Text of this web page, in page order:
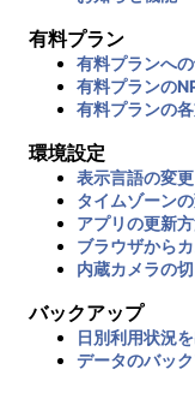
有料プラン
有料プランへ
有料プランの
有料プランの
環境設定
表示言語の変更
タイムゾーン
アプリの更新
ブラウザから
内蔵カメラの切
バックアップ
日別利用状況
データのバッ